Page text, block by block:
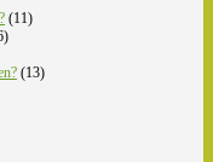
(11)
(13)